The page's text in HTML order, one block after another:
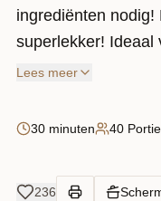
ingrediënten nodig!
superlekker! Ideaal
alles? Geen oven
Lees meer
30 minuten 40
236